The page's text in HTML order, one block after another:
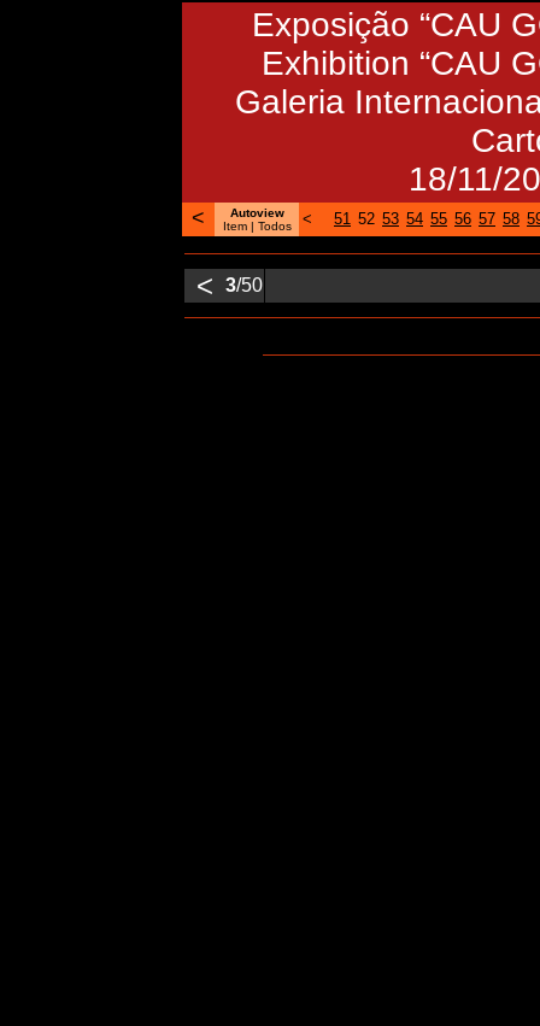
Exposição “CAU
Exhibition “CAU
Galeria
18/11/
<
Autoview
Item| Todos < 51 52 53 54 55 56 57 58
< 3/50